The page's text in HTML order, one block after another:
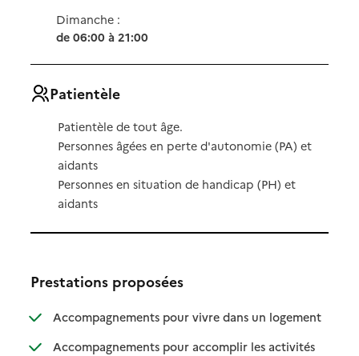
Dimanche :
de 06:00 à 21:00
Patientèle
Patientèle de tout âge.
Personnes âgées en perte d'autonomie (PA) et
aidants
Personnes en situation de handicap (PH) et
aidants
Prestations proposées
Accompagnements pour vivre dans un logement
:
: non
Accompagnements pour accomplir les activités